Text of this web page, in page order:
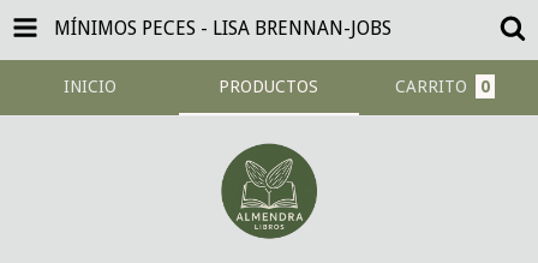
MÍNIMOS PECES - LISA BRENNAN-JOBS
INICIO PRODUCTOS CARRITO 0